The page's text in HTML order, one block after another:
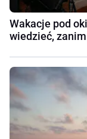
Wakacje pod
wiedzieć,